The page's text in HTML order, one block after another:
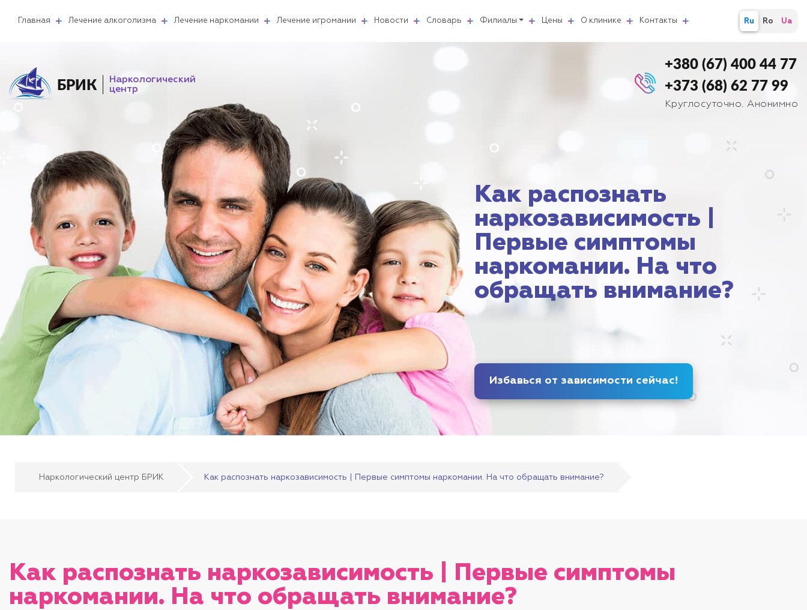
Главная Лечение алкоголизма Лечение наркомании Лечение игромании Новости Словарь Филиалы Цены О клинике Контакты Ru Ro Ua
БРИК
Наркологический
центр
+380 (67) 400 44 77
+373 (68) 62 77 99
Круглосуточно. Анонимно
Как распознать
наркозависимость |
Первые симптомы
наркомании. На что
обращать внимание?
Избавься от зависимости сейчас!
Наркологический центр БРИК Как распознать наркозависимость | Первые симптомы наркомании. На что обращать внимание?
Как распознать наркозависимость | Первые симптомы
наркомании. На что обращать внимание?